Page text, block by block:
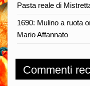
Pasta reale di
1690: Mulino a ruota
Mario Affannato
Commenti